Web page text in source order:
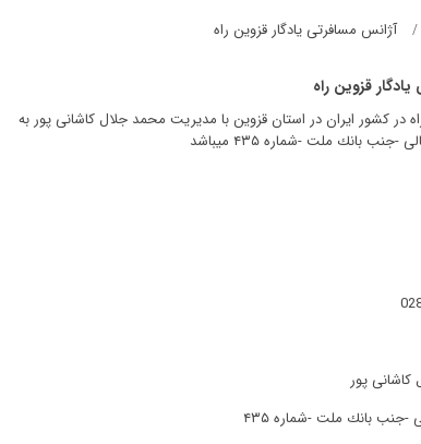
آژانس مسافرتی يادگار قزوين راه
قزوين راه
در کشور ایران در استان قزوين با مدیریت محمد جلال کاشانی پور به
بانك ملت -شماره ۴۳۵ میباشد
پور
جنب بانك ملت -شماره ۴۳۵